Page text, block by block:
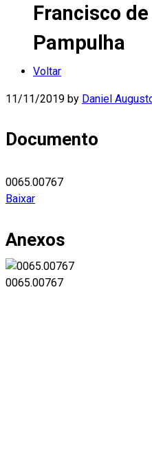
Francisco
Pampulha
Voltar
11/11/2019 by Daniel
Documento
0065.00767
Baixar
Anexos
0065.00767